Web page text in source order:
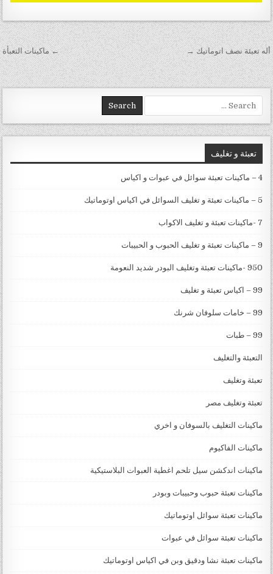
تصفّح المقالات ← ماكينات التعبأة أله تعبئة نصف اتوماتيك →
Search for:
تعبئة و تغليف
4 – ماكينات تعبئة سوائل في عبوات و اكياس
5 – ماكينات تعبئة و تغليف السوائل في اكياس اوتوماتيك
7 -ماكينات تعبئة و تغليف الاكواب
9 – ماكينات تعبئة و تغليف الحبوب و الحبيبات
950 -ماكينات تعبئة وتغليف البودر شديد النعومة
99 – اكياس تعبئة و تغليف
99 – خامات سلوفان شرنك
99 – طبات
التعبئة والتغليف
تعبئة وتغليف
تعبئة وتغليف مصر
ماكينات التغليف بالسوفان و اخري
ماكينات الفاكيوم
ماكينات اندكشن سيل تلحم اغطية العبوات البلاستيكية
ماكينات تعبئة حبوب وحبيبات وبودر
ماكينات تعبئة سوائل اوتوماتيك
ماكينات تعبئة سوائل في عبوات
ماكينات تعبئة نشا ودقيق وبن في اكياس اوتوماتيك